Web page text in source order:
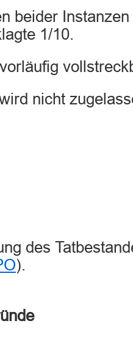
beider
1/10.
nicht
des
).